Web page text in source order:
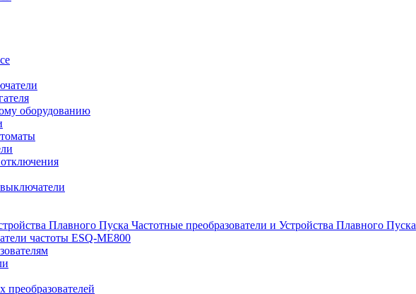
оборудованию
Частотные преобразователи и Устройства Плавного Пуска
частоты ESQ-ME800
преобразователей